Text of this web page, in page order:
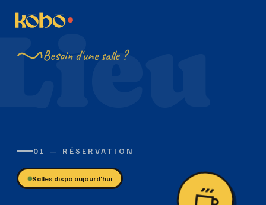
Besoin d'une salle ?
01 — RÉSERVATION
Salles dispo aujourd'hui